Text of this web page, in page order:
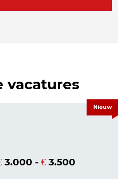
vacatures
3.000 - € 3.500
Nieuw